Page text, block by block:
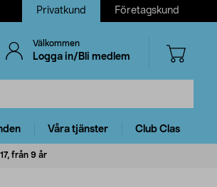
Privatkund Företagskund
Välkommen
Logga in/Bli medlem
Våra tjänster Club Clas
från 9 år